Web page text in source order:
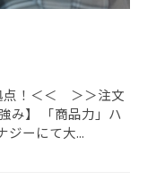
点！＜＜ ＞＞注文
み】 「商品力」ハ
ジーにて大...